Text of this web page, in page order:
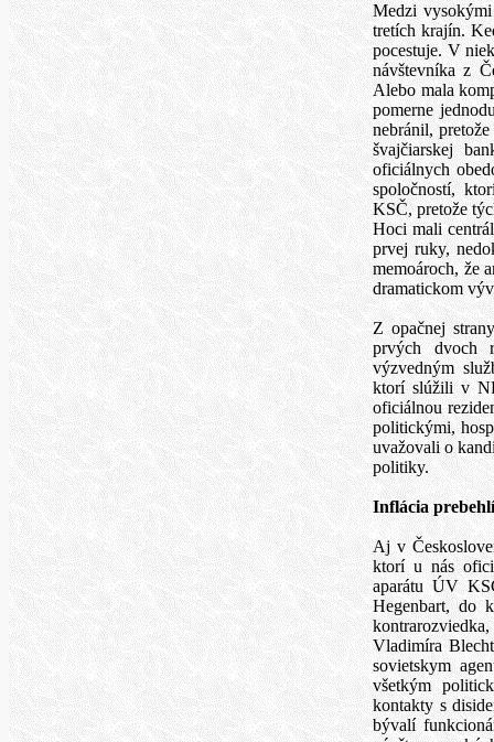
Medzi
tretích krajín.
pocestuje. V
návštevníka z
Alebo mala
pomerne
nebránil,
švajčiarskej
oficiálnych
spoločností,
KSČ, pretože
Hoci mali
prvej ruky,
memoároch, že
dramatickom
Z opačnej
prvých dvoch
výzvedným
ktorí slúžili v
oficiálnou
politickými,
uvažovali o
politiky.
Inflácia
Aj v
ktorí u nás
aparátu ÚV
Hegenbart, do
Vladimíra
sovietskym
všetkým
kontakty s
bývalí